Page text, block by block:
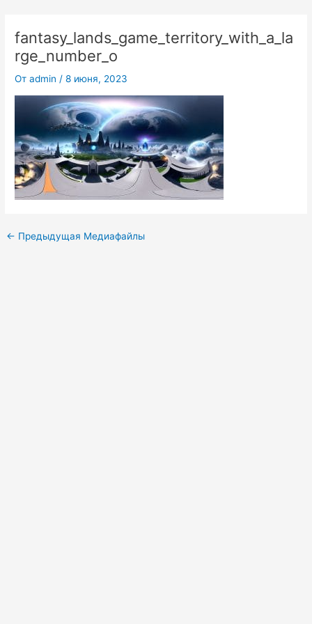
содержимому
fantasy_lands_game_territory_with_a_la
rge_number_o
Отadmin /8 июня, 2023
← Предыдущая Медиафайлы